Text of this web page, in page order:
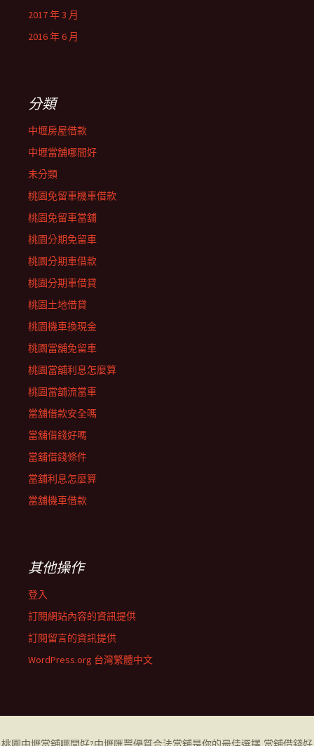
2017 年 3 月
2016 年 6 月
分類
中壢房屋借款
中壢當舖哪間好
未分類
桃園免留車機車借款
桃園免留車當舖
桃園分期免留車
桃園分期車借款
桃園分期車借貸
桃園土地借貸
桃園機車換現金
桃園當舖免留車
桃園當舖利息怎麼算
桃園當舖流當車
當舖借款安全嗎
當舖借錢好嗎
當舖借錢條件
當舖利息怎麼算
當舖機車借款
其他操作
登入
訂閱網站內容的資訊提供
訂閱留言的資訊提供
WordPress.org 台灣繁體中文